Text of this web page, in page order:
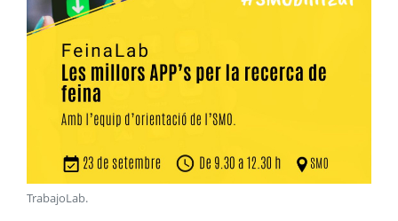
TrabajoLab.